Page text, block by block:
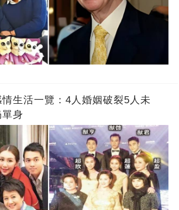
生活一覽：4人婚姻破裂5人未
身